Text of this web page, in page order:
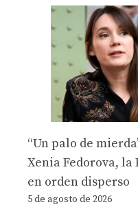
“Un palo de
Xenia Fedorova, la
en orden disperso
5 de agosto de 2026